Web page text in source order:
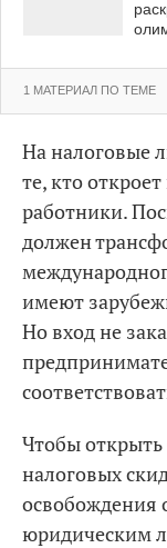
1 МАТЕРИАЛ ПО ТЕМЕ
На налоговые
те, кто
работники.
должен
имеют
Но вход не
Чтобы
налоговых
освобождения
юридическим